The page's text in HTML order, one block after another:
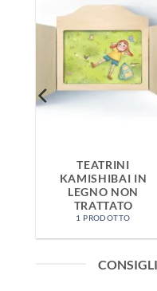
TEATRINI
KAMISHIBAI IN
LEGNO NON
TRATTATO
1 PRODOTTO